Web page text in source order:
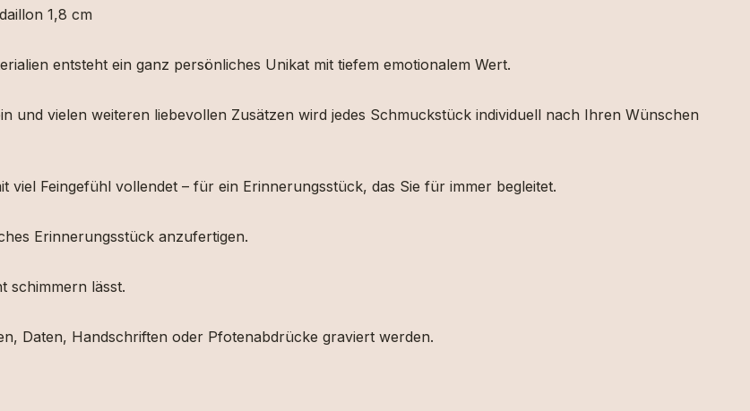
1,8 cm
entsteht ein ganz persönliches Unikat mit tiefem emotionalem Wert.
und vielen weiteren liebevollen Zusätzen wird jedes Schmuckstück individuell nach Ihren Wünschen
Feingefühl vollendet – für ein Erinnerungsstück, das Sie für immer begleitet.
Erinnerungsstück anzufertigen.
schimmern lässt.
Daten, Handschriften oder Pfotenabdrücke graviert werden.